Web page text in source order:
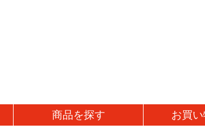
商品を探す お買い